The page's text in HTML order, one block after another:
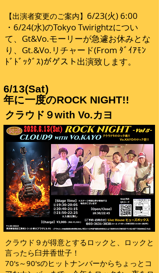
【出演者変更のご案内】 6/23(火) 6:00
​・6/24(水)のTokyo Twirightzについ
て、Gt&Vo.モーリーが急遽お休みとな
り、Gt.&Vo.リチャード(From ﾀﾞｲｱﾓﾝ
ﾄﾞﾄﾞｯｸﾞｽ)がゲスト出演致します。
6/13(Sat)
年に一度のROCK NIGHT!!
クラウド９with Vo.カヨ
クラウド９が得意とするロックと、ロックと
言ったら臼井香世子！
70's～90'sのヒットナンバーからちょっとコ